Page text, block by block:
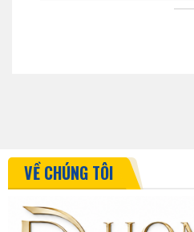
VỀ CHÚNG TÔI